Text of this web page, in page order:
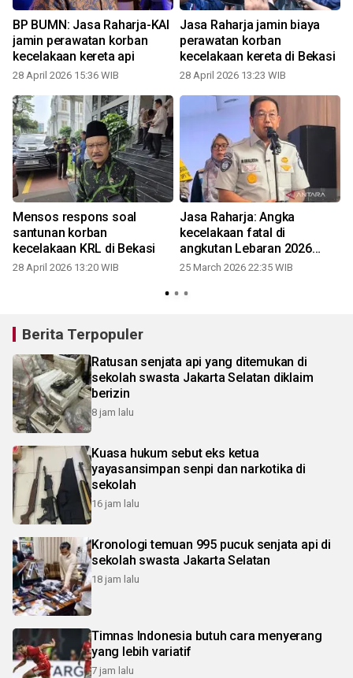
BP BUMN: Jasa Raharja-KAI
jamin perawatan korban
kecelakaan kereta api
28 April 2026 15:36 WIB
Jasa Raharja jamin biaya
perawatan korban
kecelakaan kereta di Bekasi
28 April 2026 13:23 WIB
Mensos respons soal
santunan korban
kecelakaan KRL di Bekasi
28 April 2026 13:20 WIB
Jasa Raharja: Angka
kecelakaan fatal di
angkutan Lebaran 2026
turun
25 March 2026 22:35 WIB
Berita Terpopuler
Ratusan senjata api yang ditemukan di
sekolah swasta Jakarta Selatan diklaim
berizin
8 jam lalu
Kuasa hukum sebut eks ketua
yayasansimpan senpi dan narkotika di
sekolah
16 jam lalu
Kronologi temuan 995 pucuk senjata api di
sekolah swasta Jakarta Selatan
18 jam lalu
Timnas Indonesia butuh cara menyerang
yang lebih variatif
7 jam lalu